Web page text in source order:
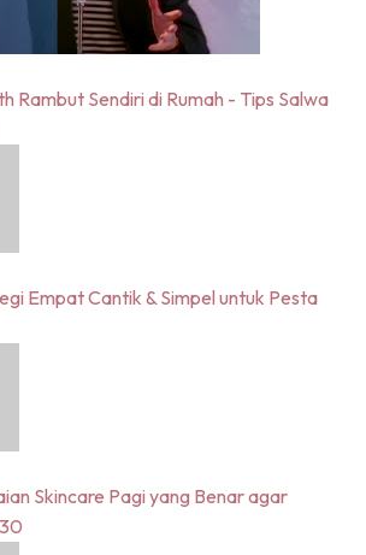
Rambut Sendiri di Rumah - Tips Salwa
Empat Cantik & Simpel untuk Pesta
Skincare Pagi yang Benar agar